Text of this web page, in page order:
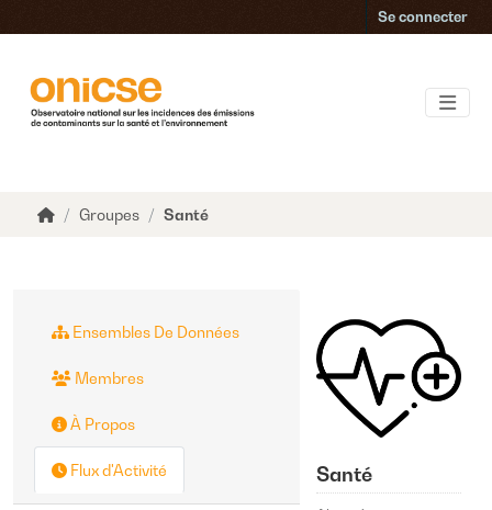
Se connecter
Groupes Santé
Santé
Ensembles De Données
Membres
À Propos
Flux d'Activité